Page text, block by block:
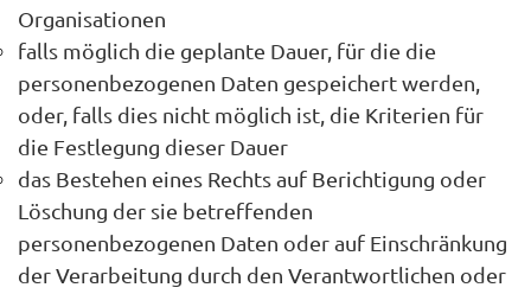
Organisationen
falls möglich die geplante Dauer, für die die
personenbezogenen Daten gespeichert werden,
oder, falls dies nicht möglich ist, die Kriterien für
die Festlegung dieser Dauer
das Bestehen eines Rechts auf Berichtigung oder
Löschung der sie betreffenden
personenbezogenen Daten oder auf Einschränkung
der Verarbeitung durch den Verantwortlichen oder